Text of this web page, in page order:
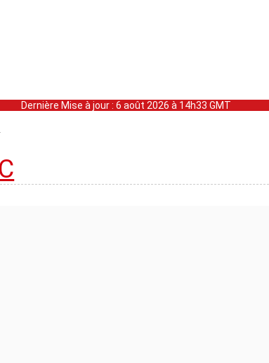
Dernière Mise à jour : 6 août 2026 à 14h33 GMT